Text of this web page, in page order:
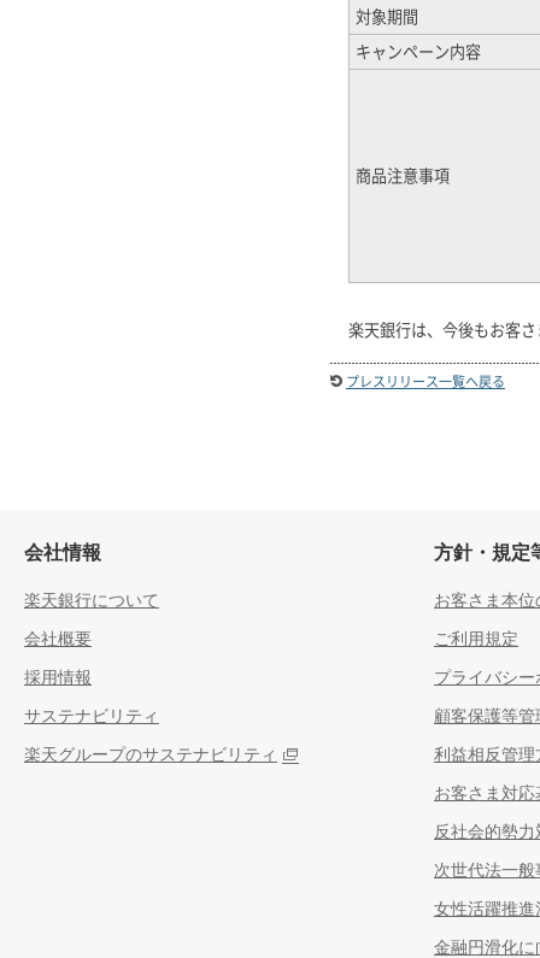
対象期間
キャンペーン内容
商品注意事項
楽天銀行は、今後もお客
プレスリリース一覧へ戻る
会社情報
楽天銀行について
会社概要
採用情報
サステナビリティ
楽天グループのサステナビリティ
方針・規定
お客さま本
ご利用規定
プライバシー
顧客保護等管
利益相反管理
お客さま対応
反社会的勢
次世代法一
女性活躍推
金融円滑化